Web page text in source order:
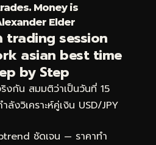
Money is
Elder
trading session
asian best time
by Step
งกัน สมมติว่าเป็นวันที่ 15
วิเคราะห์คู่เงิน USD/JPY
ชัดเจน — ราคาทำ